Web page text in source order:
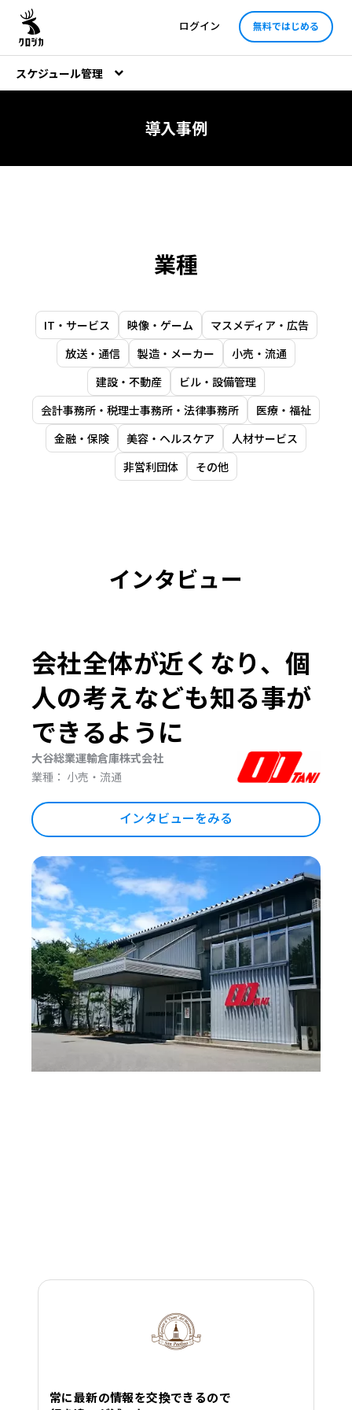
ログイン 無料ではじめる
スケジュール管理
導入事例
業種
IT・サービス 映像・ゲーム
マスメディア・広告
放送・通信
製造・メーカー
小売・流通
建設・不動産
ビル・設備管理
会計事務所・税理士事務所・法律事務所
医療・福祉
金融・保険
美容・ヘルスケア
人材サービス
非営利団体
その他
インタビュー
会社全体が近くなり、個
人の考えなども知る事が
できるように
大谷総業運輸倉庫株式会社
業種： 小売・流通
インタビューをみる
常に最新の情報を交換できるので